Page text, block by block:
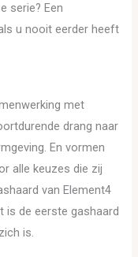
serie? Een
u nooit eerder heeft
met
drang naar
En vormen
alle keuzes die zij
van Element4
is de eerste gashaard
is.